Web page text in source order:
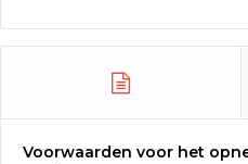
Voorwaarden voor het